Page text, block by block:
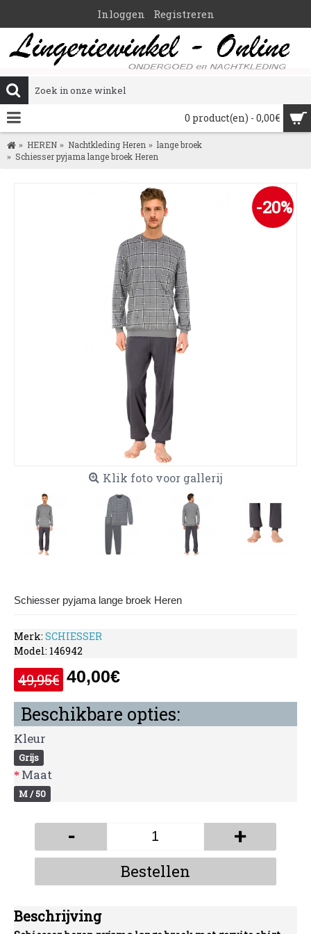
Inloggen Registreren
0 product(en) - 0,00€
HEREN Nachtkleding Heren
lange broek
Schiesser pyjama lange broek Heren
-20%
Klik foto voor gallerij
Schiesser pyjama lange broek Heren
Merk: SCHIESSER
Model: 146942
49,95€ 40,00€
Beschikbare opties:
Kleur
Grijs
Maat
M / 50
- +
Bestellen
Beschrijving